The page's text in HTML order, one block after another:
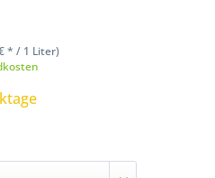
* / 1 Liter)